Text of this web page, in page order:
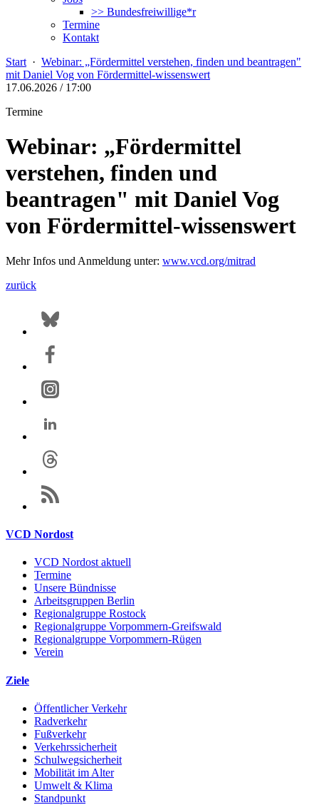
>> Bundesfreiwillige*r
Termine
Kontakt
Start · Webinar: „Fördermittel verstehen, finden und beantragen"
mit Daniel Vog von Fördermittel-wissenswert
17.06.2026 / 17:00
Termine
Webinar: „Fördermittel
verstehen, finden und
beantragen" mit Daniel Vog
von Fördermittel-wissenswert
Mehr Infos und Anmeldung unter: www.vcd.org/mitrad
zurück
VCD Nordost
VCD Nordost aktuell
Termine
Unsere Bündnisse
Arbeitsgruppen Berlin
Regionalgruppe Rostock
Regionalgruppe Vorpommern-Greifswald
Regionalgruppe Vorpommern-Rügen
Verein
Ziele
Öffentlicher Verkehr
Radverkehr
Fußverkehr
Verkehrssicherheit
Schulwegsicherheit
Mobilität im Alter
Umwelt & Klima
Standpunkt